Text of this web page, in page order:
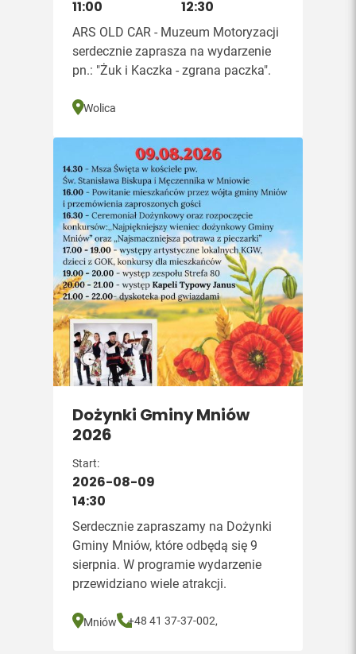
11:00
12:30
ARS OLD CAR - Muzeum Motoryzacji
serdecznie zaprasza na wydarzenie
pn.: "Żuk i Kaczka - zgrana paczka".
Wolica
Dożynki Gminy Mniów
2026
Start:
2026-08-09
14:30
Serdecznie zapraszamy na Dożynki
Gminy Mniów, które odbędą się 9
sierpnia. W programie wydarzenie
przewidziano wiele atrakcji.
Mniów +48 41 37-37-002,